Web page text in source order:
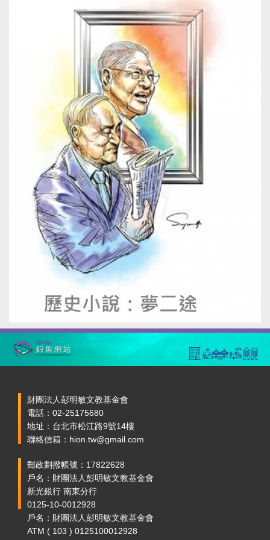
財團法人彭明敏文教基金會
電話：02-25175680
地址：台北市松江路9號14樓
聯絡信箱：hion.tw@gmail.com
郵政劃撥帳號：17822628
戶名：財團法人彭明敏文教基金會
新光銀行 南東分行
0125-10-0012928
戶名：財團法人彭明敏文教基金會
ATM ( 103 ) 0125100012928